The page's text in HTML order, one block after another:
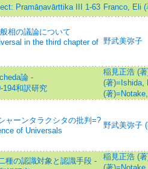
Pramāṇavārttika III 1-63 Franco, Eli (
相の議論について
in the third chapter of 野武美弥子
論 -
194和訳研究
稲見正浩 (
(著)=Ishida,
(著
ャーンタラクシタの批判=?
of Universals
野武美弥子
種の認識対象と認識手段 -
稲見正浩 (